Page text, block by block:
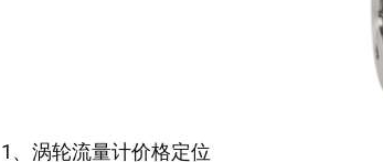
1、涡轮流量计价格定位